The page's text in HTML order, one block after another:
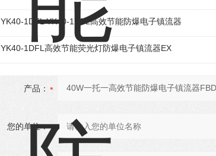
YK40-1DFL YK40-1DFL高效节能防爆电子镇流器
YK40-1DFL高效节能荧光灯防爆电子镇流器EX
产品：
您的单位：